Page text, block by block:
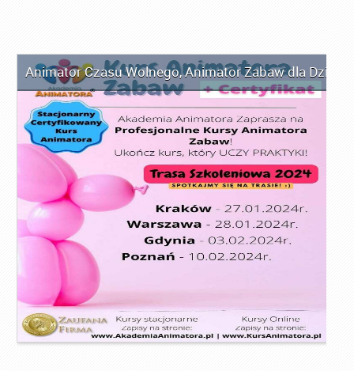
Animator Czasu Wolnego,Animator Zabaw dla Dzieci